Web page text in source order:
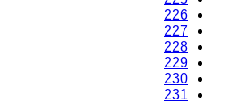
226
227
228
229
230
231